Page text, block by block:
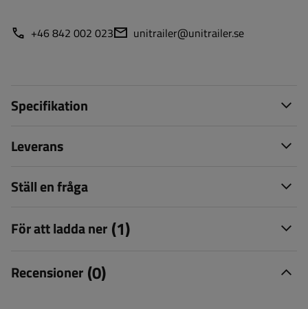
+46 842 002 023 unitrailer@unitrailer.se
Specifikation
Leverans
Ställ en fråga
För att ladda ner (1)
Recensioner (0)